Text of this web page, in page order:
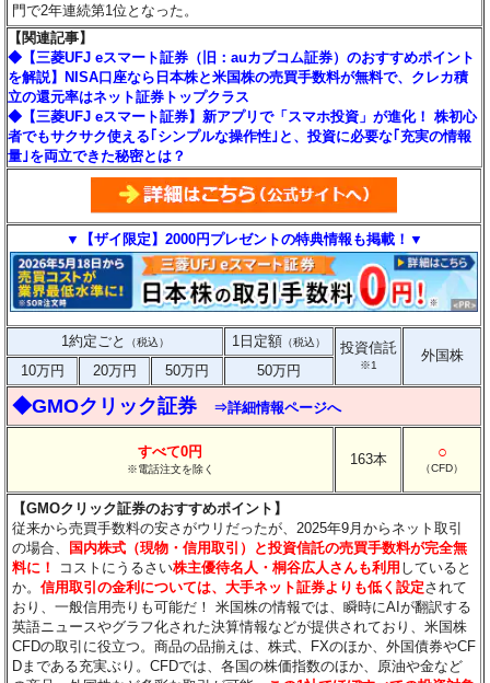
門で2年連続第1位となった。
【関連記事】
◆【三菱UFJ eスマート証券（旧：auカブコム証券）のおすすめポイント
を解説】NISA口座なら日本株と米国株の売買手数料が無料で、クレカ積
立の還元率はネット証券トップクラス
◆【三菱UFJ eスマート証券】新アプリで「スマホ投資」が進化！ 株初心
者でもサクサク使える｢シンプルな操作性｣と、投資に必要な｢充実の情報
量｣を両立できた秘密とは？
▼【ザイ限定】2000円プレゼントの特典情報も掲載！▼
1約定ごと （税込） 1日定額 （税込） 投資信託
※1
外国株
10万円
20万円 50万円 50万円
◆GMOクリック証券 ⇒詳細情報ページへ
すべて0円
※電話注文を除く
163本 ○
（CFD）
【GMOクリック証券のおすすめポイント】
従来から売買手数料の安さがウリだったが、2025年9月からネット取引
の場合、
国内株式（現物・信用取引）と投資信託の売買手数料が完全無
料に！
コストにうるさい株主優待名人・桐谷広人さんも利用 していると
か。信用取引の金利については、大手ネット証券よりも低く設定されて
おり、一般信用売りも可能だ！ 米国株の情報では、瞬時にAIが翻訳する
英語ニュースやグラフ化された決算情報などが提供されており、米国株
CFDの取引に役立つ。商品の品揃えは、株式、FXのほか、外国債券やCF
Dまである充実ぶり。CFDでは、各国の株価指数のほか、原油や金など